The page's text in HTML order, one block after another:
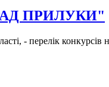
ПРИЛУКИ"
- перелік